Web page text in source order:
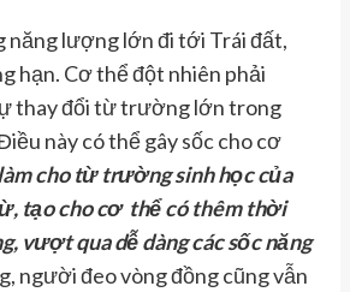
năng lượng lớn đi tới Trái đất,
hạn. Cơ thể đột nhiên phải
thay đổi từ trường lớn trong
này có thể gây sốc cho cơ
cho từ trường sinh học của
tạo cho cơ thể có thêm thời
vượt qua dễ dàng các sốc năng
người đeo vòng đồng cũng vẫn